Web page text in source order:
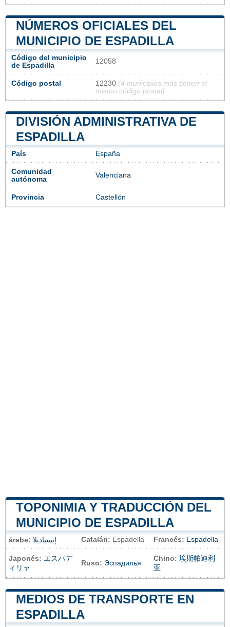
NÚMEROS OFICIALES DEL
MUNICIPIO DE ESPADILLA
Código del municipio
de Espadilla
12058
Código postal 12230 (4 municipios más tienen el
mismo código postal)
DIVISIÓN ADMINISTRATIVA DE
ESPADILLA
País España
Comunidad
autónoma
Valenciana
Provincia Castellón
TOPONIMIA Y TRADUCCIÓN DEL
MUNICIPIO DE ESPADILLA
árabe: إيسباديلا Catalán: Espadella Francés: Espadella
Japonés: エスパデ
ィリャ
Ruso: Эспадилья
Chino: 埃斯帕迪利
亚
MEDIOS DE TRANSPORTE EN
ESPADILLA